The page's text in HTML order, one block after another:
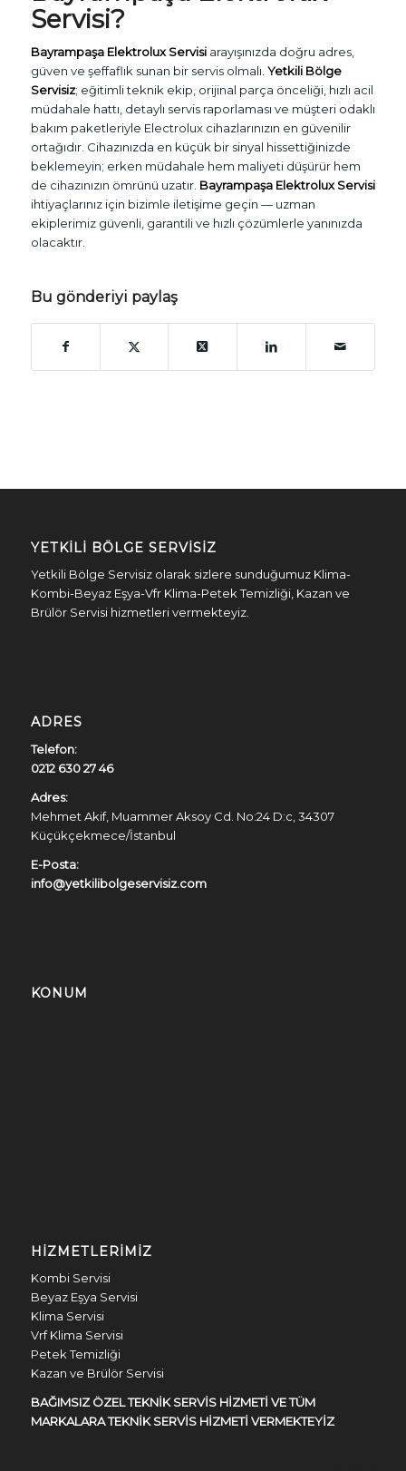
Servisi?
Bayrampaşa Elektrolux Servisiarayışınızda doğru adres,
güven ve şeffaflık sunan bir servis olmalı. Yetkili Bölge
Servisiz; eğitimli teknik ekip, orijinal parça önceliği, hızlı acil
müdahale hattı, detaylı servis raporlaması ve müşteri odaklı
bakım paketleriyle Electrolux cihazlarınızın en güvenilir
ortağıdır. Cihazınızda en küçük bir sinyal hissettiğinizde
beklemeyin; erken müdahale hem maliyeti düşürür hem
de cihazınızın ömrünü uzatır. Bayrampaşa Elektrolux Servisi
ihtiyaçlarınız için bizimle iletişime geçin — uzman
ekiplerimiz güvenli, garantili ve hızlı çözümlerle yanınızda
olacaktır.
Bu gönderiyi paylaş
YETKILI BÖLGE SERVISIZ
Yetkili Bölge Servisiz olarak sizlere sunduğumuz Klima-
Kombi-Beyaz Eşya-Vfr Klima-Petek Temizliği, Kazan ve
Brülör Servisi hizmetleri vermekteyiz.
ADRES
Telefon:
0212 630 27 46
Adres:
Mehmet Akif, Muammer Aksoy Cd. No:24 D:c, 34307
Küçükçekmece/İstanbul
E-Posta:
info@yetkilibolgeservisiz.com
KONUM
HIZMETLERIMIZ
Kombi Servisi
Beyaz Eşya Servisi
Klima Servisi
Vrf Klima Servisi
Petek Temizliği
Kazan ve Brülör Servisi
BAĞIMSIZ ÖZEL TEKNİK SERVİS HİZMETİ VE TÜM
MARKALARA TEKNİK SERVİS HİZMETİ VERMEKTEYİZ